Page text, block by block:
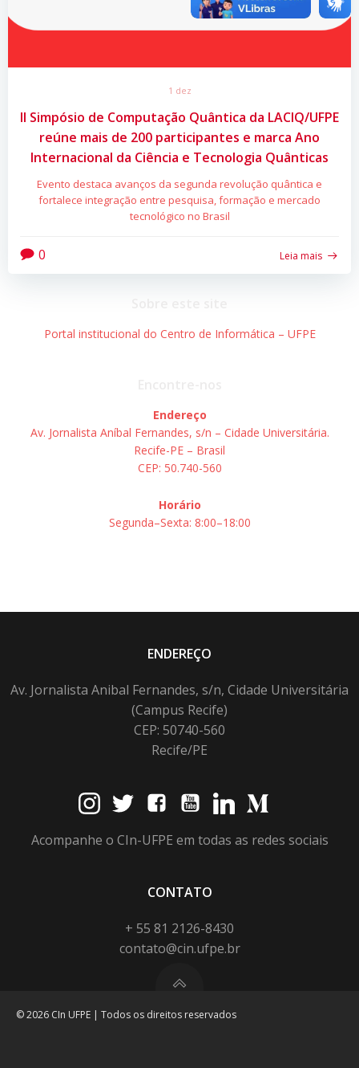
1 dez
II Simpósio de Computação Quântica da LACIQ/UFPE
reúne mais de 200 participantes e marca Ano
Internacional da Ciência e Tecnologia Quânticas
Evento destaca avanços da segunda revolução quântica e
fortalece integração entre pesquisa, formação e mercado
tecnológico no Brasil
0 Leia mais
Portal institucional do Centro de Informática – UFPE
Endereço
Av. Jornalista Aníbal Fernandes, s/n – Cidade Universitária.
Recife-PE – Brasil
CEP: 50.740-560
Horário
Segunda–Sexta: 8:00–18:00
ENDEREÇO
Av. Jornalista Anibal Fernandes, s/n, Cidade Universitária
(Campus Recife)
CEP: 50740-560
Recife/PE
Acompanhe o CIn-UFPE em todas as redes sociais
CONTATO
+ 55 81 2126-8430
contato@cin.ufpe.br
© 2026 CIn UFPE | Todos os direitos reservados